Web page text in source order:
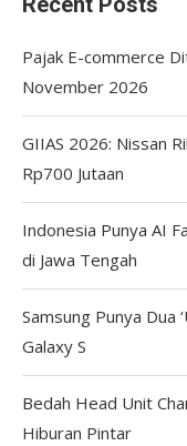
Pajak E-commerce
November 2026
GIIAS 2026: Nissan
Rp700 Jutaan
Indonesia Punya AI
di Jawa Tengah
Samsung Punya Dua
Galaxy S
Bedah Head Unit
Hiburan Pintar